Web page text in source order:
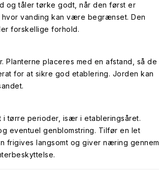
og tåler tørke godt, når den først er
vanding kan være begrænset. Den
forskellige forhold.
placeres med en afstand, så de
for at sikre god etablering. Jorden kan
i tørre perioder, især i etableringsåret.
eventuel genblomstring. Tilfør en let
frigives langsomt og giver næring gennem